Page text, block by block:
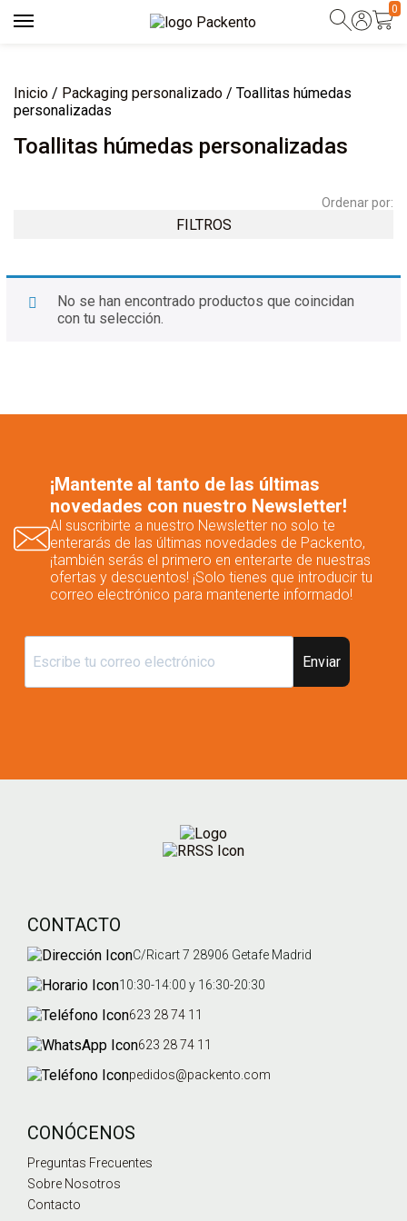
0
Inicio / Packaging personalizado / Toallitas húmedas
personalizadas
Toallitas húmedas personalizadas
Ordenar por:
FILTROS
No se han encontrado productos que coincidan
con tu selección.
¡Mantente al tanto de las últimas
novedades con nuestro Newsletter!
Al suscribirte a nuestro Newsletter no solo te
enterarás de las últimas novedades de Packento,
¡también serás el primero en enterarte de nuestras
ofertas y descuentos! ¡Solo tienes que introducir tu
correo electrónico para mantenerte informado!
Enviar
CONTACTO
C/Ricart 7 28906 Getafe Madrid
10:30-14:00 y 16:30-20:30
623 28 74 11
623 28 74 11
pedidos@packento.com
CONÓCENOS
Preguntas Frecuentes
Sobre Nosotros
Contacto